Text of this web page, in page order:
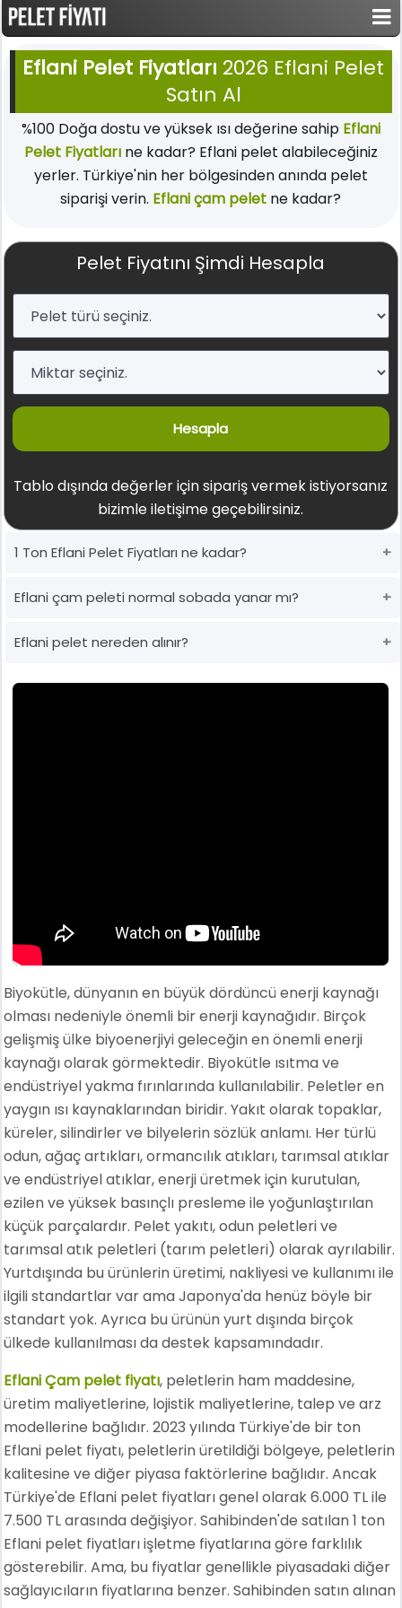
Eflani Pelet Fiyatları 2026 Eflani Pelet
Satın Al
%100 Doğa dostu ve yüksek ısı değerine sahip Eflani
Pelet Fiyatlarıne kadar? Eflani pelet alabileceğiniz
yerler. Türkiye'nin her bölgesinden anında pelet
siparişi verin. Eflani çam pelet ne kadar?
Pelet Fiyatını Şimdi Hesapla
Hesapla
Tablo dışında değerler için sipariş vermek istiyorsanız
bizimle iletişime geçebilirsiniz.
1 Ton Eflani Pelet Fiyatları ne kadar?
Eflani çam peleti normal sobada yanar mı?
Eflani pelet nereden alınır?
Biyokütle, dünyanın en büyük dördüncü enerji kaynağı
olması nedeniyle önemli bir enerji kaynağıdır. Birçok
gelişmiş ülke biyoenerjiyi geleceğin en önemli enerji
kaynağı olarak görmektedir. Biyokütle ısıtma ve
endüstriyel yakma fırınlarında kullanılabilir. Peletler en
yaygın ısı kaynaklarından biridir. Yakıt olarak topaklar,
küreler, silindirler ve bilyelerin sözlük anlamı. Her türlü
odun, ağaç artıkları, ormancılık atıkları, tarımsal atıklar
ve endüstriyel atıklar, enerji üretmek için kurutulan,
ezilen ve yüksek basınçlı presleme ile yoğunlaştırılan
küçük parçalardır. Pelet yakıtı, odun peletleri ve
tarımsal atık peletleri (tarım peletleri) olarak ayrılabilir.
Yurtdışında bu ürünlerin üretimi, nakliyesi ve kullanımı ile
ilgili standartlar var ama Japonya'da henüz böyle bir
standart yok. Ayrıca bu ürünün yurt dışında birçok
ülkede kullanılması da destek kapsamındadır.
Eflani Çam pelet fiyatı, peletlerin ham maddesine,
üretim maliyetlerine, lojistik maliyetlerine, talep ve arz
modellerine bağlıdır. 2023 yılında Türkiye'de bir ton
Eflani pelet fiyatı, peletlerin üretildiği bölgeye, peletlerin
kalitesine ve diğer piyasa faktörlerine bağlıdır. Ancak
Türkiye'de Eflani pelet fiyatları genel olarak 6.000 TL ile
7.500 TL arasında değişiyor. Sahibinden'de satılan 1 ton
Eflani pelet fiyatları işletme fiyatlarına göre farklılık
gösterebilir. Ama, bu fiyatlar genellikle piyasadaki diğer
sağlayıcıların fiyatlarına benzer. Sahibinden satın alınan